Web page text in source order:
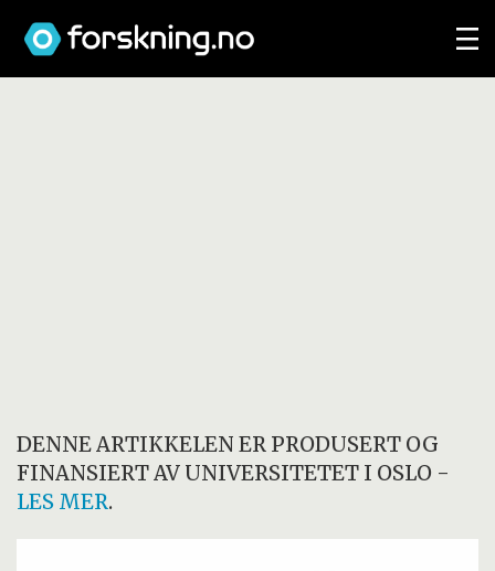
DENNE ARTIKKELEN ER PRODUSERT OG
FINANSIERT AV UNIVERSITETET I OSLO -
LES MER.